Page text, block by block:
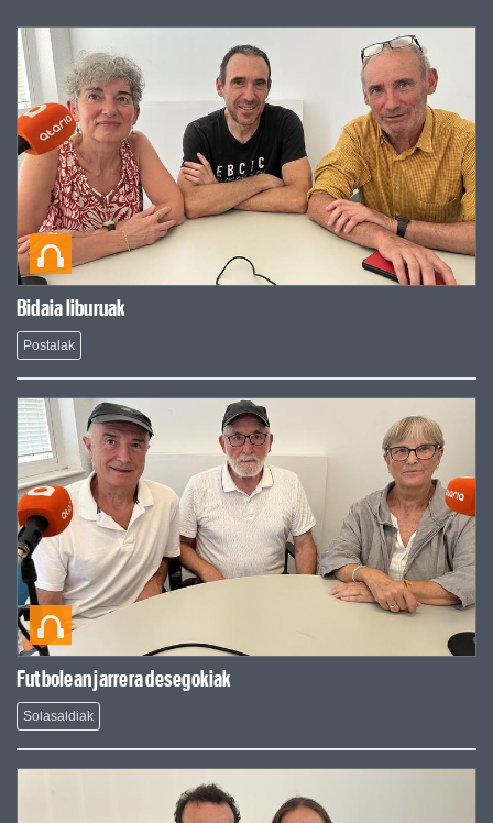
Bidaia liburuak
Postalak
Futbolean jarrera desegokiak
Solasaldiak